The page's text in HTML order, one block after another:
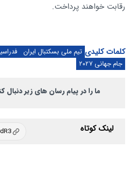
رقابت خواهند پرداخت.
کلمات کلیدی تیم ملی بسکتبال ایران
جام جهانی ۲۰۲۷
ما را در پیام رسان های زیر دنبال
لینک کوتاه